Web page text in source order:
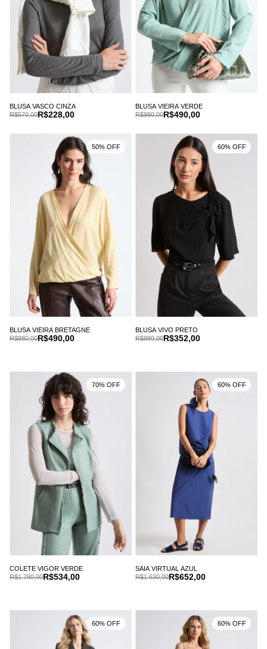
BLUSA VASCO CINZA
R$228,00
R$570,00
BLUSA VIEIRA VERDE
R$490,00
R$980,00
BLUSA VIEIRA BRETAGNE
R$490,00
R$980,00
50% OFF
BLUSA VIVO PRETO
R$352,00
R$880,00
60% OFF
COLETE VIGOR VERDE
R$534,00
R$1.780,00
70% OFF
SAIA VIRTUAL AZUL
R$652,00
R$1.630,00
60% OFF
60% OFF 60% OFF